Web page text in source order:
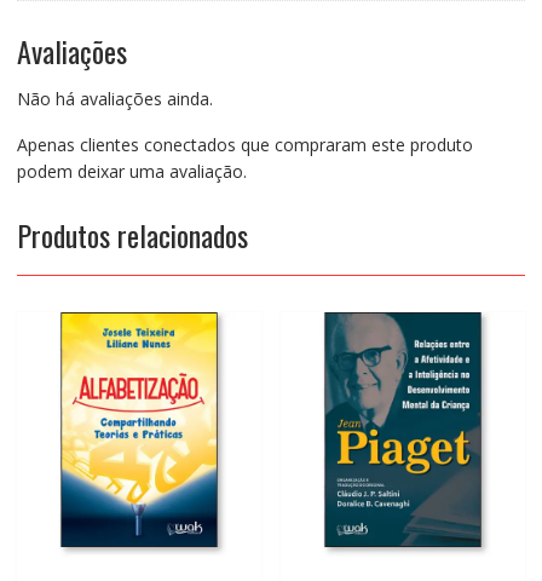
Avaliações
Não há avaliações ainda.
Apenas clientes conectados que compraram este produto
podem deixar uma avaliação.
Produtos relacionados